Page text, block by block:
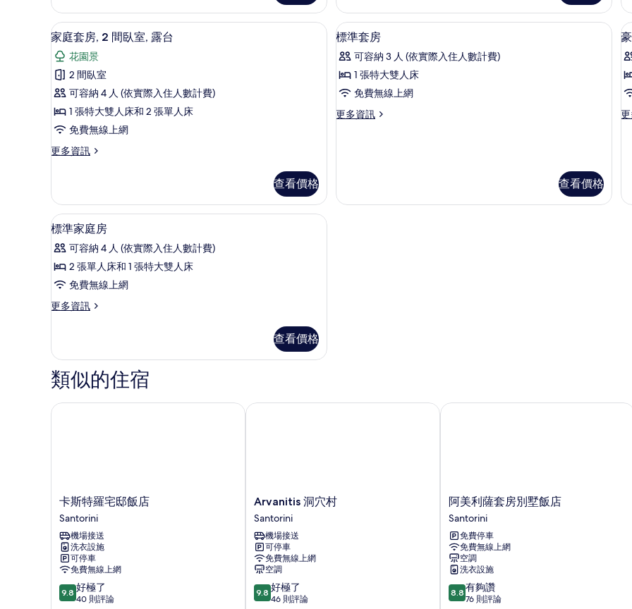
的
所
有
相
片
式
套
房,
露
台
的
詳
情
相
片
露
台
的
詳
情
相
片
公
寓,
3
臥
室,
台
的
詳
顯
示
家
庭
套
房,
間
室,
露
台
的
所
有
相
家庭套房, 2 間臥室, 露台 | 高級寢具、舒適加層、客房內保險箱、熨斗/熨衣板
9
家庭套房, 2 間臥室, 露台
花園景
2 間臥室
可容納 4 人 (依實際入住人數計費)
1 張特大雙人床和 2 張單人床
免費無線上網
更多資訊
更
套
房,
2
臥
室,
台
的
詳
查看價格
顯
示
標
準
房
相
高級寢具、舒適加層、客房內保險箱、
7
標準套房
可容納 3 人 (依實際入住人數計費)
1 張特大雙人床
免費無線上網
更多資訊
更
詳
查看價格
豪
相
更
詳
顯
示
標
準
庭
的
所
有
相
高級寢具、舒適加層、客房內保險箱、熨斗/熨衣板
8
標準家庭房
可容納 4 人 (依實際入住人數計費)
2 張單人床和 1 張特大雙人床
免費無線上網
更多資訊
更
家
庭
房
的
詳
查看價格
類似的住宿
卡
斯
特
羅
宅
邸
飯
店
Santorini
卡斯特羅宅邸飯店
Santorini
機場接送
洗衣設施
可停車
免費無線上網
9.8
分，
9.8 好極了
40 則評論
卡斯特羅宅邸飯店
Arvanitis
洞
穴
村
Santorini
Arvanitis 洞穴村
Santorini
機場接送
可停車
免費無線上網
空調
9.8
分，
9.8 好極了
46 則評論
Arvanitis 洞穴村
阿
美
利
薩
套
房
別
墅
飯
阿美利薩套房別墅飯店
Santorini
免費停車
免費無線上網
空調
洗衣設施
8.8
分，
8.8 有夠讚
76 則評論
阿美利薩套房別墅飯店